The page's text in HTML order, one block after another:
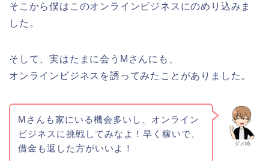
そこから僕はこのオンラインビジネスにのめり込みま
した。
そして、実はたまに会うMさんにも、
オンラインビジネスを誘ってみたことがありました。
ダメ崎
Mさんも家にいる機会多いし、オンライン
ビジネスに挑戦してみなよ！早く稼いで、
借金も返した方がいいよ！